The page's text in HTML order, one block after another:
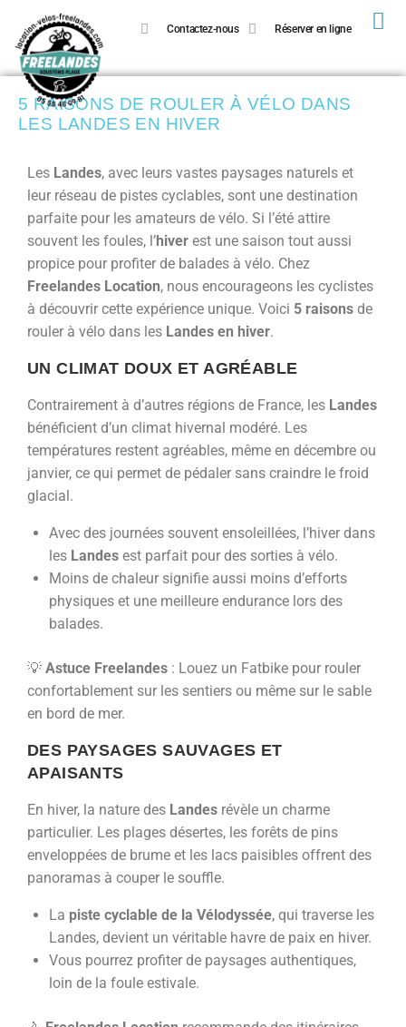
Contactez-nous Réserver en ligne
5 RAISONS DE ROULER À VÉLO DANS
LES LANDES EN HIVER
Les Landes, avec leurs vastes paysages naturels et
leur réseau de pistes cyclables, sont une destination
parfaite pour les amateurs de vélo. Si l’été attire
souvent les foules, l’hiver est une saison tout aussi
propice pour profiter de balades à vélo. Chez
Freelandes Location, nous encourageons les cyclistes
à découvrir cette expérience unique. Voici 5 raisons de
rouler à vélo dans les Landes en hiver.
UN CLIMAT DOUX ET AGRÉABLE
Contrairement à d’autres régions de France, les Landes
bénéficient d’un climat hivernal modéré. Les
températures restent agréables, même en décembre ou
janvier, ce qui permet de pédaler sans craindre le froid
glacial.
Avec des journées souvent ensoleillées, l’hiver dans
les Landes est parfait pour des sorties à vélo.
Moins de chaleur signifie aussi moins d’efforts
physiques et une meilleure endurance lors des
balades.
💡 Astuce Freelandes : Louez un Fatbike pour rouler
confortablement sur les sentiers ou même sur le sable
en bord de mer.
DES PAYSAGES SAUVAGES ET
APAISANTS
En hiver, la nature des Landes révèle un charme
particulier. Les plages désertes, les forêts de pins
enveloppées de brume et les lacs paisibles offrent des
panoramas à couper le souffle.
La piste cyclable de la Vélodyssée, qui traverse les
Landes, devient un véritable havre de paix en hiver.
Vous pourrez profiter de paysages authentiques,
loin de la foule estivale.